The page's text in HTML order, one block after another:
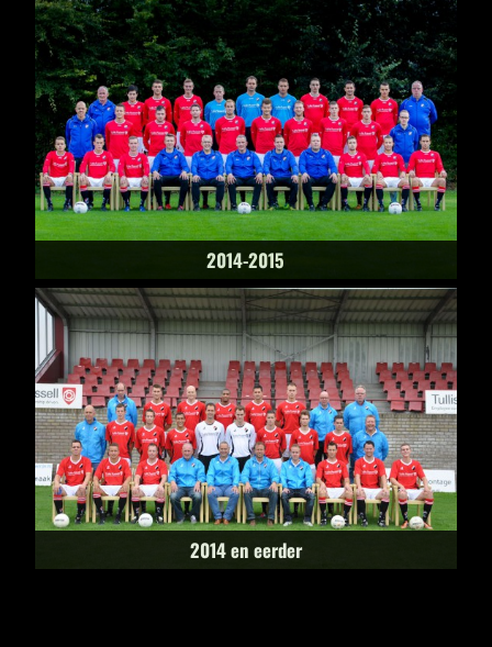
2014-2015
2014 en eerder